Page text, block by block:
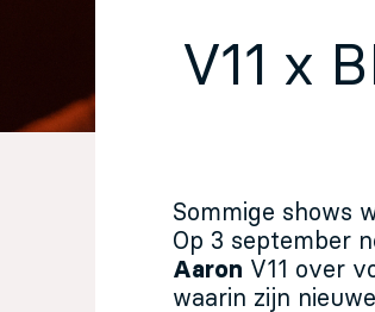
V11 x
Sommige shows
Op 3 september
Aaron V11 over
waarin zijn